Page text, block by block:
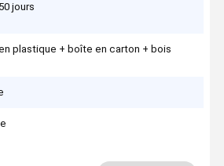
jours
plastique + boîte en carton + bois